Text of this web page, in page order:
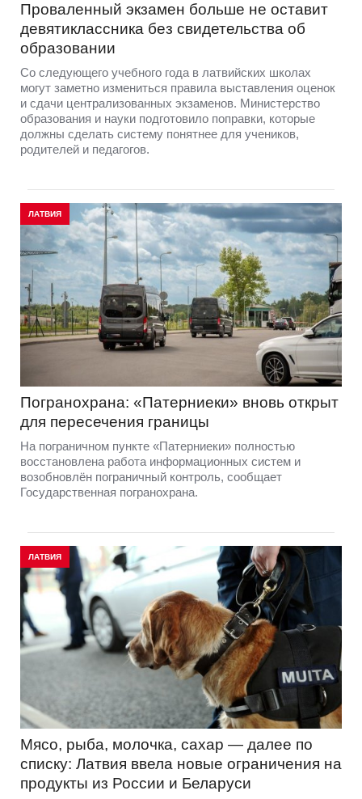
Проваленный экзамен больше не оставит
девятиклассника без свидетельства об
образовании
Со следующего учебного года в латвийских школах
могут заметно измениться правила выставления оценок
и сдачи централизованных экзаменов. Министерство
образования и науки подготовило поправки, которые
должны сделать систему понятнее для учеников,
родителей и педагогов.
ЛАТВИЯ
Погранохрана: «Патерниеки» вновь открыт
для пересечения границы
На пограничном пункте «Патерниеки» полностью
восстановлена работа информационных систем и
возобновлён пограничный контроль, сообщает
Государственная погранохрана.
ЛАТВИЯ
Мясо, рыба, молочка, сахар — далее по
списку: Латвия ввела новые ограничения на
продукты из России и Беларуси